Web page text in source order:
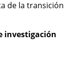
de la transición
investigación